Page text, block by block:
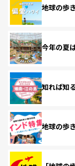
地球の歩
今年の夏
知れば知
地球の歩